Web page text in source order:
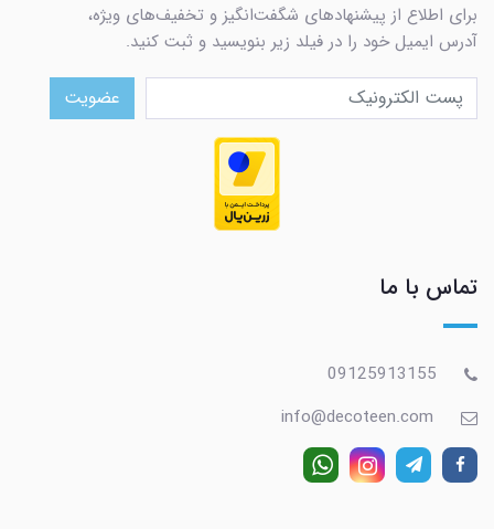
برای اطلاع از پیشنهادهای شگفت‌انگیز و تخفیف‌های ویژه،
آدرس ایمیل خود را در فیلد زیر بنویسید و ثبت کنید.
عضویت
تماس با ما